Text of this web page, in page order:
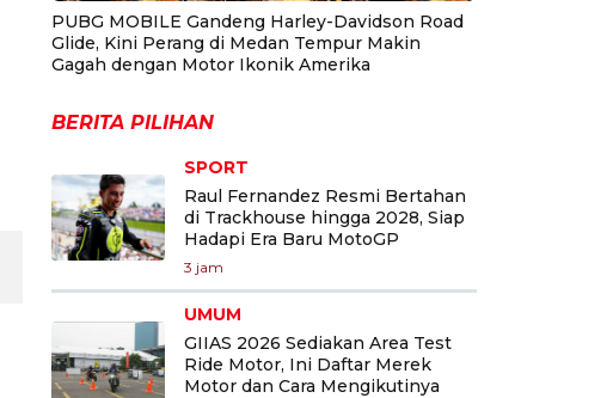
PUBG MOBILE Gandeng Harley-Davidson Road
Glide, Kini Perang di Medan Tempur Makin
Gagah dengan Motor Ikonik Amerika
BERITA PILIHAN
SPORT
Raul Fernandez Resmi Bertahan
di Trackhouse hingga 2028, Siap
Hadapi Era Baru MotoGP
3 jam
UMUM
GIIAS 2026 Sediakan Area Test
Ride Motor, Ini Daftar Merek
Motor dan Cara Mengikutinya